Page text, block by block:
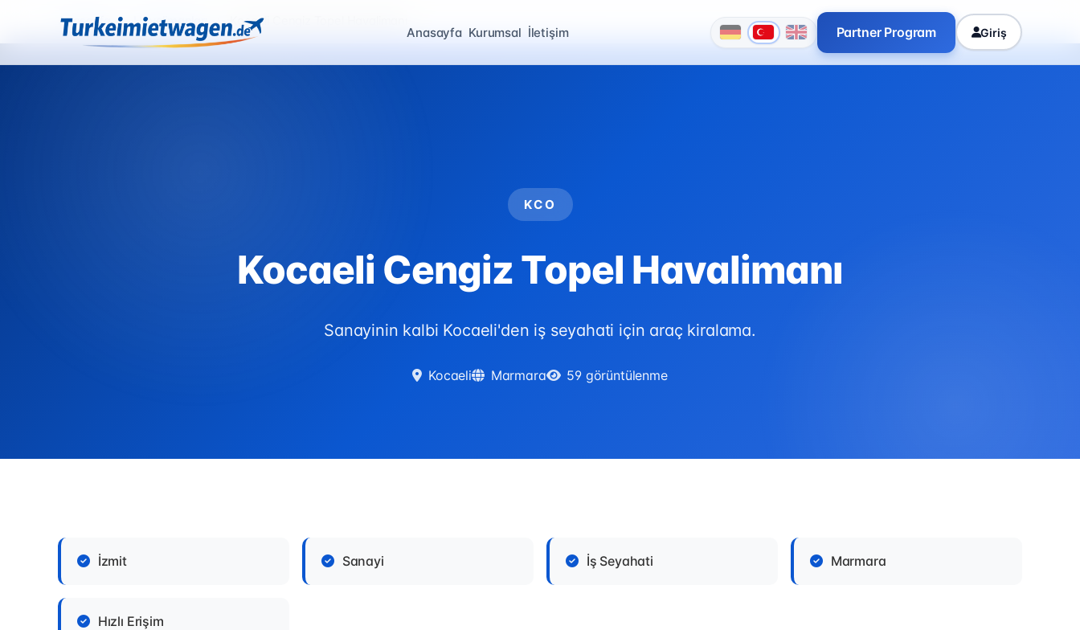
Anasayfa Kurumsal İletişim Partner Program Giriş
Anasayfa › Havalimanları › Kocaeli Cengiz Topel Havalimanı
KCO
Kocaeli Cengiz Topel Havalimanı
Sanayinin kalbi Kocaeli'den iş seyahati için araç kiralama.
Kocaeli Marmara 59 görüntülenme
İzmit Sanayi İş Seyahati Marmara
Hızlı Erişim